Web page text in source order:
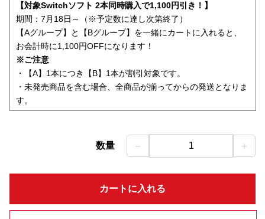
【対象Switchソフト 2本同時購入で1,100円引き！】
期間：7月18日～（※予定数に達し次第終了）
【Aグループ】と【Bグループ】を一緒にカートに入れると、
お会計時に1,100円OFFになります！
※ご注意
・【A】1本につき【B】1本が割引対象です。
・未発売商品を含む場合、全商品が揃ってからの発送となりま
す。
数量 － 1 ＋
カートに入れる